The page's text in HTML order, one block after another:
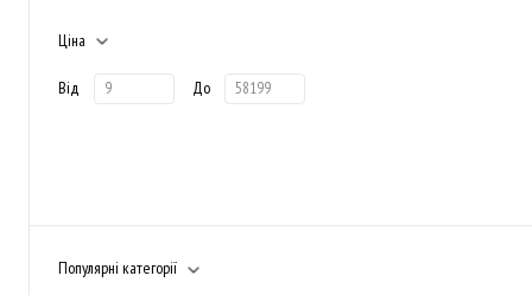
Ціна
Від До
Популярні категорії